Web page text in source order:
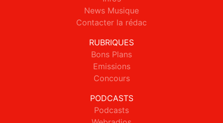
News Musique
Contacter la rédac
RUBRIQUES
Bons Plans
Emissions
Concours
PODCASTS
Podcasts